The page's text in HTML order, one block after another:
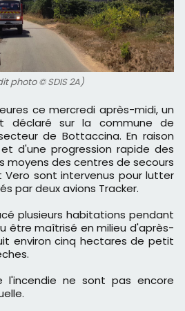
photo © SDIS 2A)
déclaré sur la commune de
de Bottaccina. En raison
d'une progression rapide des
moyens des centres de secours
Vero sont intervenus pour lutter
par deux avions Tracker.
plusieurs habitations pendant
être maîtrisé en milieu d'après-
environ cinq hectares de petit
l'incendie ne sont pas encore